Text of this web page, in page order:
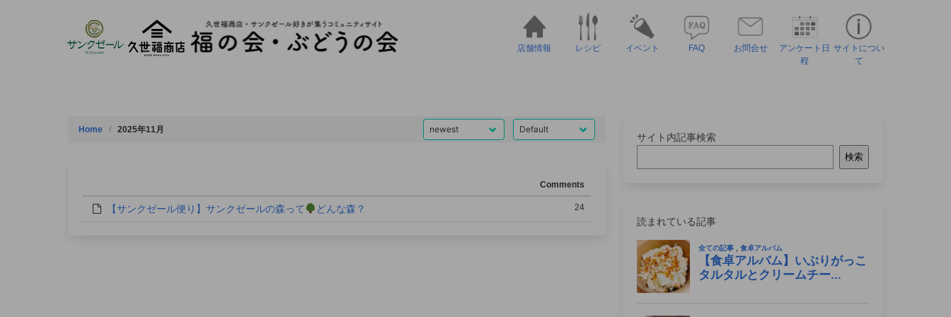
店舗情報 レシピ イベント FAQ お問合せ
アンケート日
程
サイトについ
て
Home 2025年11月
Comments
【サンクゼール便り】サンクゼールの森って どんな森？ 24
サイト内記事検索
検索
読まれている記事